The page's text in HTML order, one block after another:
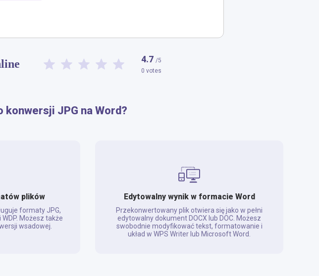
4.7 /5
0 votes
konwersji JPG na Word?
plików
formaty JPG,
i WDP. Możesz także
wsadowej.
Edytowalny wynik w formacie Word
Przekonwertowany plik otwiera się jako w pełni
edytowalny dokument DOCX lub DOC. Możesz
swobodnie modyfikować tekst, formatowanie i
układ w WPS Writer lub Microsoft Word.